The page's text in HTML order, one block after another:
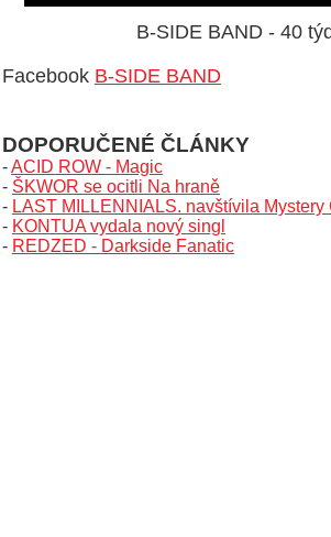
B-SIDE BAND - 40
Facebook B-SIDE BAND
DOPORUČENÉ ČLÁNKY
-ACID ROW - Magic
- ŠKWOR se ocitli Na hraně
- LAST MILLENNIALS. navštívila Mystery
- KONTUA vydala nový singl
- REDZED - Darkside Fanatic